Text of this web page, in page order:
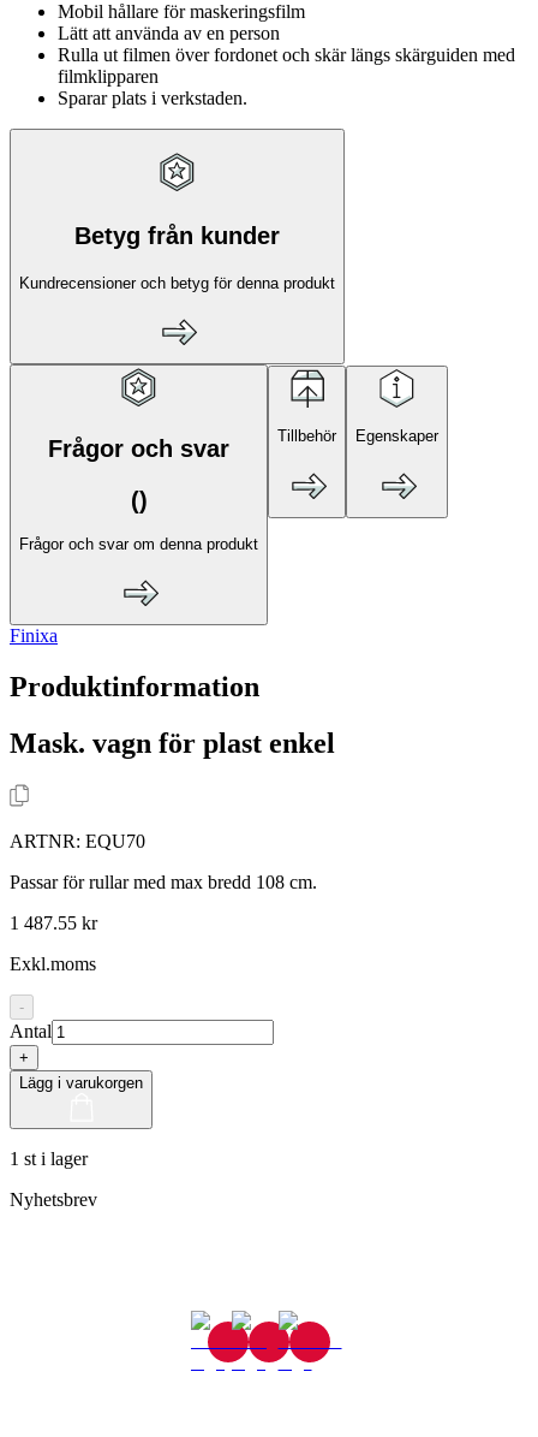
Mobil hållare för maskeringsfilm
Lätt att använda av en person
Rulla ut filmen över fordonet och skär längs skärguiden med
filmklipparen
Sparar plats i verkstaden.
Betyg från kunder
Kundrecensioner och betyg för denna produkt
Frågor och svar
()
Frågor och svar om denna produkt
Tillbehör Egenskaper
Finixa
Produktinformation
Mask. vagn för plast enkel
ARTNR: EQU70
Passar för rullar med max bredd 108 cm.
1 487.55 kr
Exkl.moms
-
Antal
+
Lägg i varukorgen
1 st i lager
Nyhetsbrev